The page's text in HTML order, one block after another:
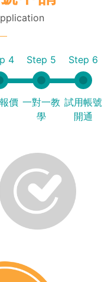
4
價
Step 5
一對一教
學
Step 6
試用帳號
開通